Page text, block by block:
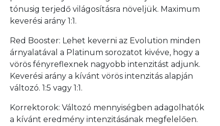
tónusig terjedő világosításra növeljük. Maximum
keverési arány 1:1.
Red Booster: Lehet keverni az Evolution minden
árnyalatával a Platinum sorozatot kivéve, hogy a
vörös fényreflexnek nagyobb intenzitást adjunk.
Keverési arány a kívánt vörös intenzitás alapján
változó. 1:5 vagy 1:1.
Korrektorok: Változó mennyiségben adagolhatók
a kívánt eredmény intenzitásának megfelelően.